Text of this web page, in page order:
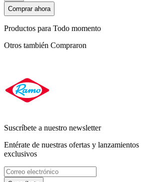
Comprar ahora
Productos para Todo momento
Otros también Compraron
Suscríbete a nuestro newsletter
Entérate de nuestras ofertas y lanzamientos
exclusivos